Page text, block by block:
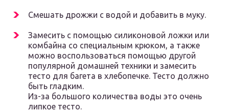
Смешать дрожжи с водой и добавить в муку.
Замесить с помощью силиконовой ложки или
комбайна со специальным крюком, а также
можно воспользоваться помощью другой
популярной домашней техники и замесить
тесто для багета в хлебопечке. Тесто должно
быть гладким.
Из-за большого количества воды это очень
липкое тесто.